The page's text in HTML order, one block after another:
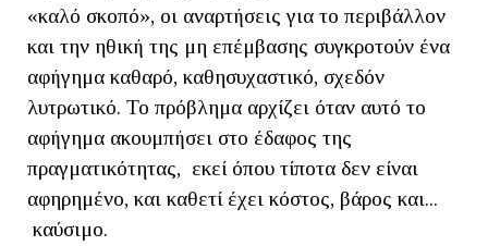
«καλό σκοπό», οι αναρτήσεις για το περιβάλλον
και την ηθική της μη επέμβασης συγκροτούν ένα
αφήγημα καθαρό, καθησυχαστικό, σχεδόν
λυτρωτικό. Το πρόβλημα αρχίζει όταν αυτό το
αφήγημα ακουμπήσει στο έδαφος της
πραγματικότητας, εκεί όπου τίποτα δεν είναι
αφηρημένο, και καθετί έχει κόστος, βάρος και...
καύσιμο.